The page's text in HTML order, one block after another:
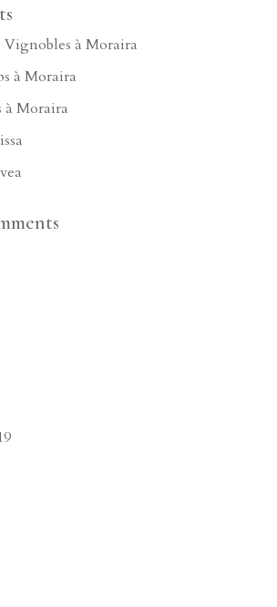
à Moraira
à Moraira
à Moraira